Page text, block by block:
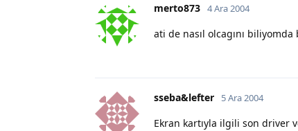
merto873 4 Ara 2004
ati de nasıl olcagını
sseba&lefter 5 Ara 2004
Ekran kartıyla ilgili son driver